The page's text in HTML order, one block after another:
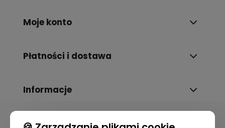
Moje konto
Płatności i dostawa
Informacje
O nas